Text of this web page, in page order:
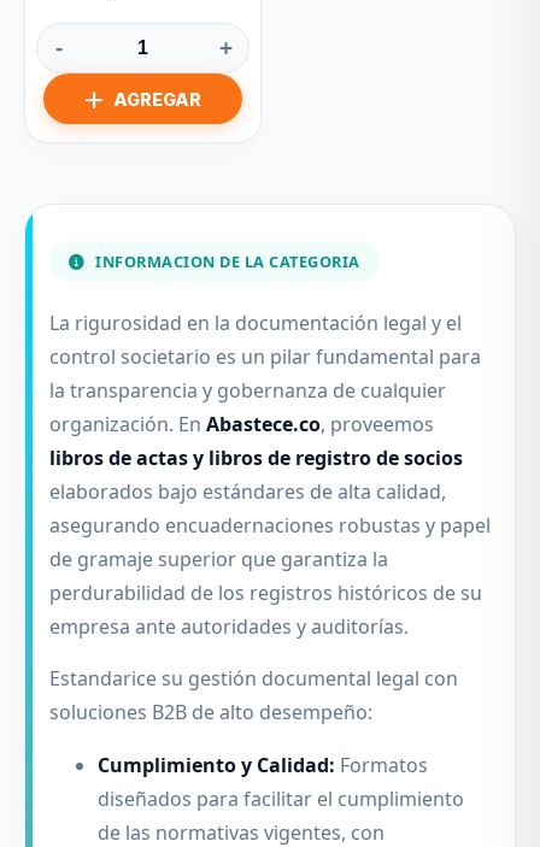
- +
INFORMACION DE LA CATEGORIA
La rigurosidad en la documentación legal y el
control societario es un pilar fundamental para
la transparencia y gobernanza de cualquier
organización. En Abastece.co, proveemos
libros de actas y libros de registro de socios
elaborados bajo estándares de alta calidad,
asegurando encuadernaciones robustas y papel
de gramaje superior que garantiza la
perdurabilidad de los registros históricos de su
empresa ante autoridades y auditorías.
Estandarice su gestión documental legal con
soluciones B2B de alto desempeño:
Cumplimiento y Calidad: Formatos
diseñados para facilitar el cumplimiento
de las normativas vigentes, con